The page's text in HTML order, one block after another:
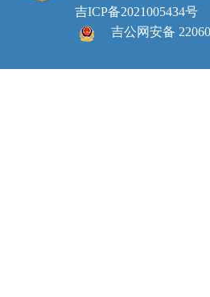
吉ICP备2021005434号
吉公网安备